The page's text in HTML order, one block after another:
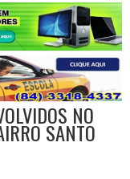
NO
SANTO